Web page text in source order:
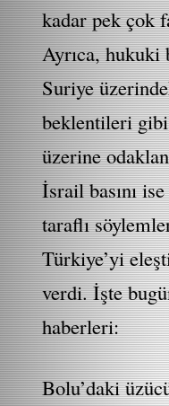
kadar pek çok
Ayrıca, hukuki
Suriye
beklentileri
üzerine
İsrail basını
taraflı
Türkiye’yi
verdi. İşte
haberleri:
Bolu’daki